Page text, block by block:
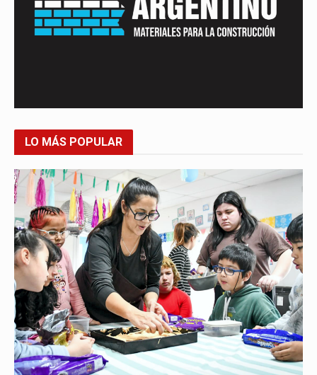
LO MÁS POPULAR